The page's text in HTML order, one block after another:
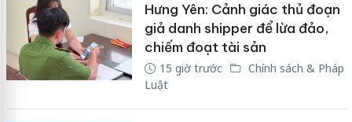
Hưng Yên: Cảnh giác thủ đoạn
giả danh shipper để lừa đảo,
chiếm đoạt tài sản
15 giờ trước
Chính sách & Pháp
Luật